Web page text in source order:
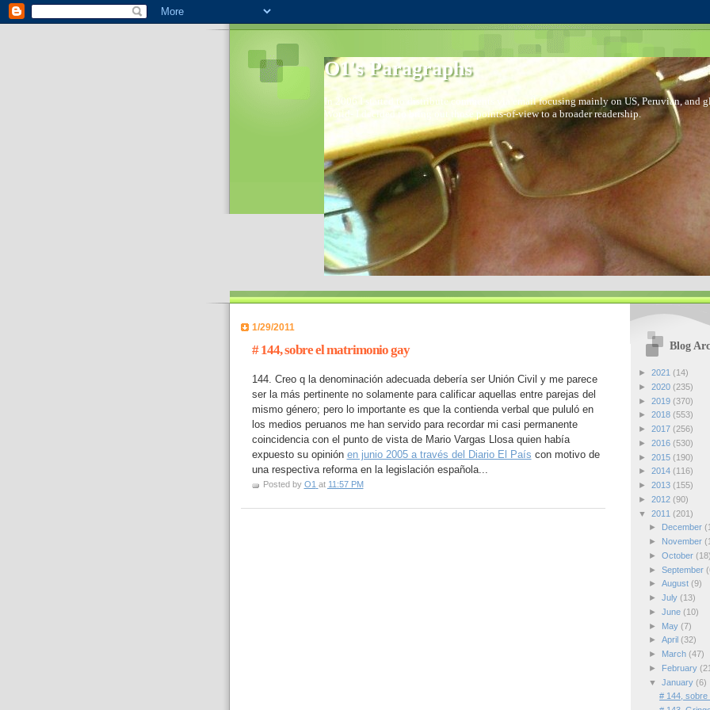
O1's Paragraphs
In 2006 I started to distribute comments via email focusing mainly on US, Peruvian,
World- I decided to bring out those points-of-view to a broader readership.
1/29/2011
# 144, sobre el matrimonio gay
144. Creo q la denominación adecuada debería ser Unión Civil y me parece
ser la más pertinente no solamente para calificar aquellas entre parejas del
mismo género; pero lo importante es que la contienda verbal que pululó en
los medios peruanos me han servido para recordar mi casi permanente
coincidencia con el punto de vista de Mario Vargas Llosa quien había
expuesto su opinión en junio 2005 a través del Diario El País con motivo de
una respectiva reforma en la legislación española...
Posted by O1 at 11:57 PM
Blog
► 2021 (14)
► 2020 (235)
► 2019 (370)
► 2018 (553)
► 2017 (256)
► 2016 (530)
► 2015 (190)
► 2014 (116)
► 2013 (155)
► 2012 (90)
▼ 2011 (201)
►
December
►
November
► October (18)
► September
► August (9)
► July (13)
► June (10)
►
May (7)
► April (32)
►
March (47)
►
February
▼ January (6)
# 144, sobre